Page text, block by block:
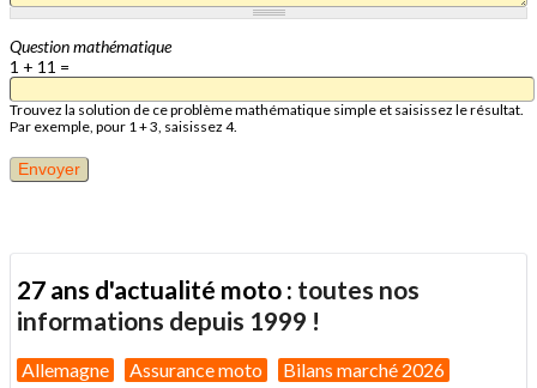
Question mathématique
1 + 11 =
Trouvez la solution de ce problème mathématique simple et saisissez le résultat.
Par exemple, pour 1 + 3, saisissez 4.
27 ans d'actualité moto : toutes nos
informations depuis 1999 !
Allemagne Assurance moto Bilans marché 2026